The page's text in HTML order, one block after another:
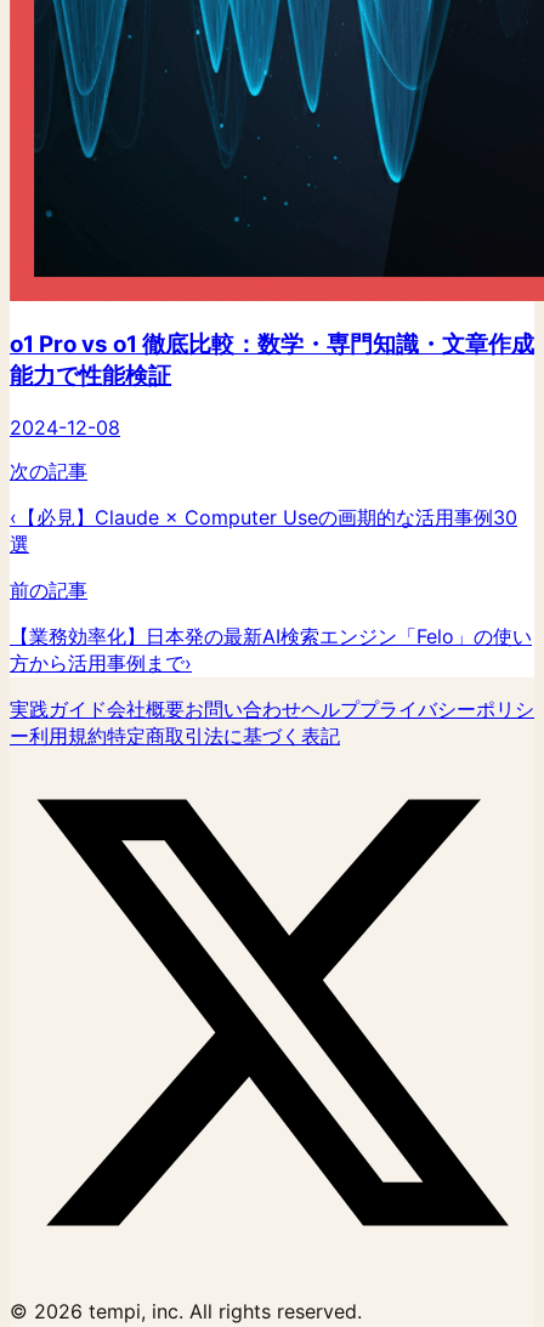
o1 Pro vs o1 徹底比較：数学・専門知識・文章作成
能力で性能検証
2024-12-08
次の記事
‹ 【必見】Claude × Computer Useの画期的な活用事例30
選
前の記事
【業務効率化】日本発の最新AI検索エンジン「Felo」の使い
方から活用事例まで›
実践ガイド会社概要お問い合わせヘルププライバシーポリシ
ー利用規約特定商取引法に基づく表記
© 2026 tempi, inc. All rights reserved.